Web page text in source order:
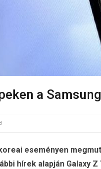
a
eseményen
hírek alapján Galaxy